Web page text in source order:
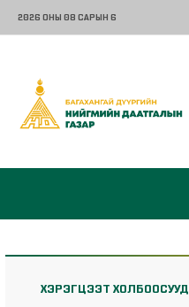
2026 ОНЫ 08 САРЫН 6
ХЭРЭГЦЭЭТ ХОЛБООСУУД